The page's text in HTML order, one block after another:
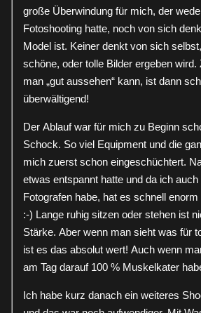
große Überwindung für mich, der
Fotoshooting hatte, noch von sich
Model ist. Keiner denkt von sich
schöne, oder tolle Bilder ergeben wird.
man „gut aussehen“ kann, ist dann
überwältigend!
Der Ablauf war für mich zu Beginn
Schock. So viel Equipment und die
mich zuerst schon eingeschüchtert.
etwas entspannt hatte und da ich
Fotografen habe, hat es schnell
:-) Lange ruhig sitzen oder stehen ist
Stärke. Aber wenn man sieht was für
ist es das absolut wert! Auch wenn
am Tag darauf 100 % Muskelkater
Ich habe kurz danach ein weiteres